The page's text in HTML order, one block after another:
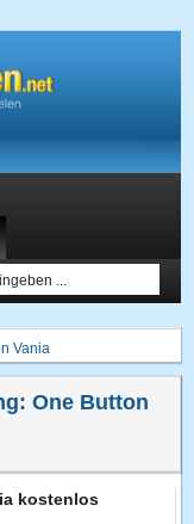
Vania
One Button
kostenlos